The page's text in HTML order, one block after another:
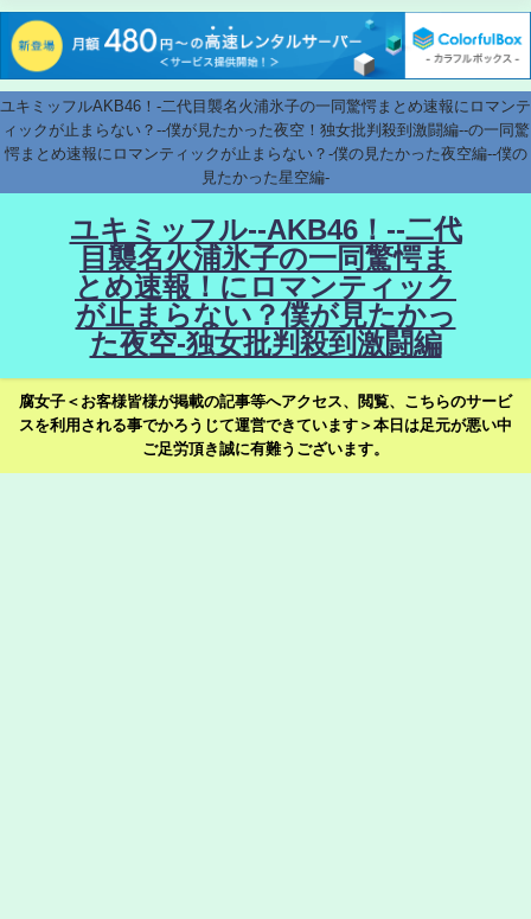
ユキミッフルAKB46！-二代目襲名火浦氷子の一同驚愕まとめ速報にロマンテ
ィックが止まらない？--僕が見たかった夜空！独女批判殺到激闘編--の一同驚
愕まとめ速報にロマンティックが止まらない？-僕の見たかった夜空編--僕の
見たかった星空編-
ユキミッフル--AKB46！--二代
目襲名火浦氷子の一同驚愕ま
とめ速報！にロマンティック
が止まらない？僕が見たかっ
た夜空-独女批判殺到激闘編
腐女子＜お客様皆様が掲載の記事等へアクセス、閲覧、こちらのサービ
スを利用される事でかろうじて運営できています＞本日は足元が悪い中
ご足労頂き誠に有難うございます。